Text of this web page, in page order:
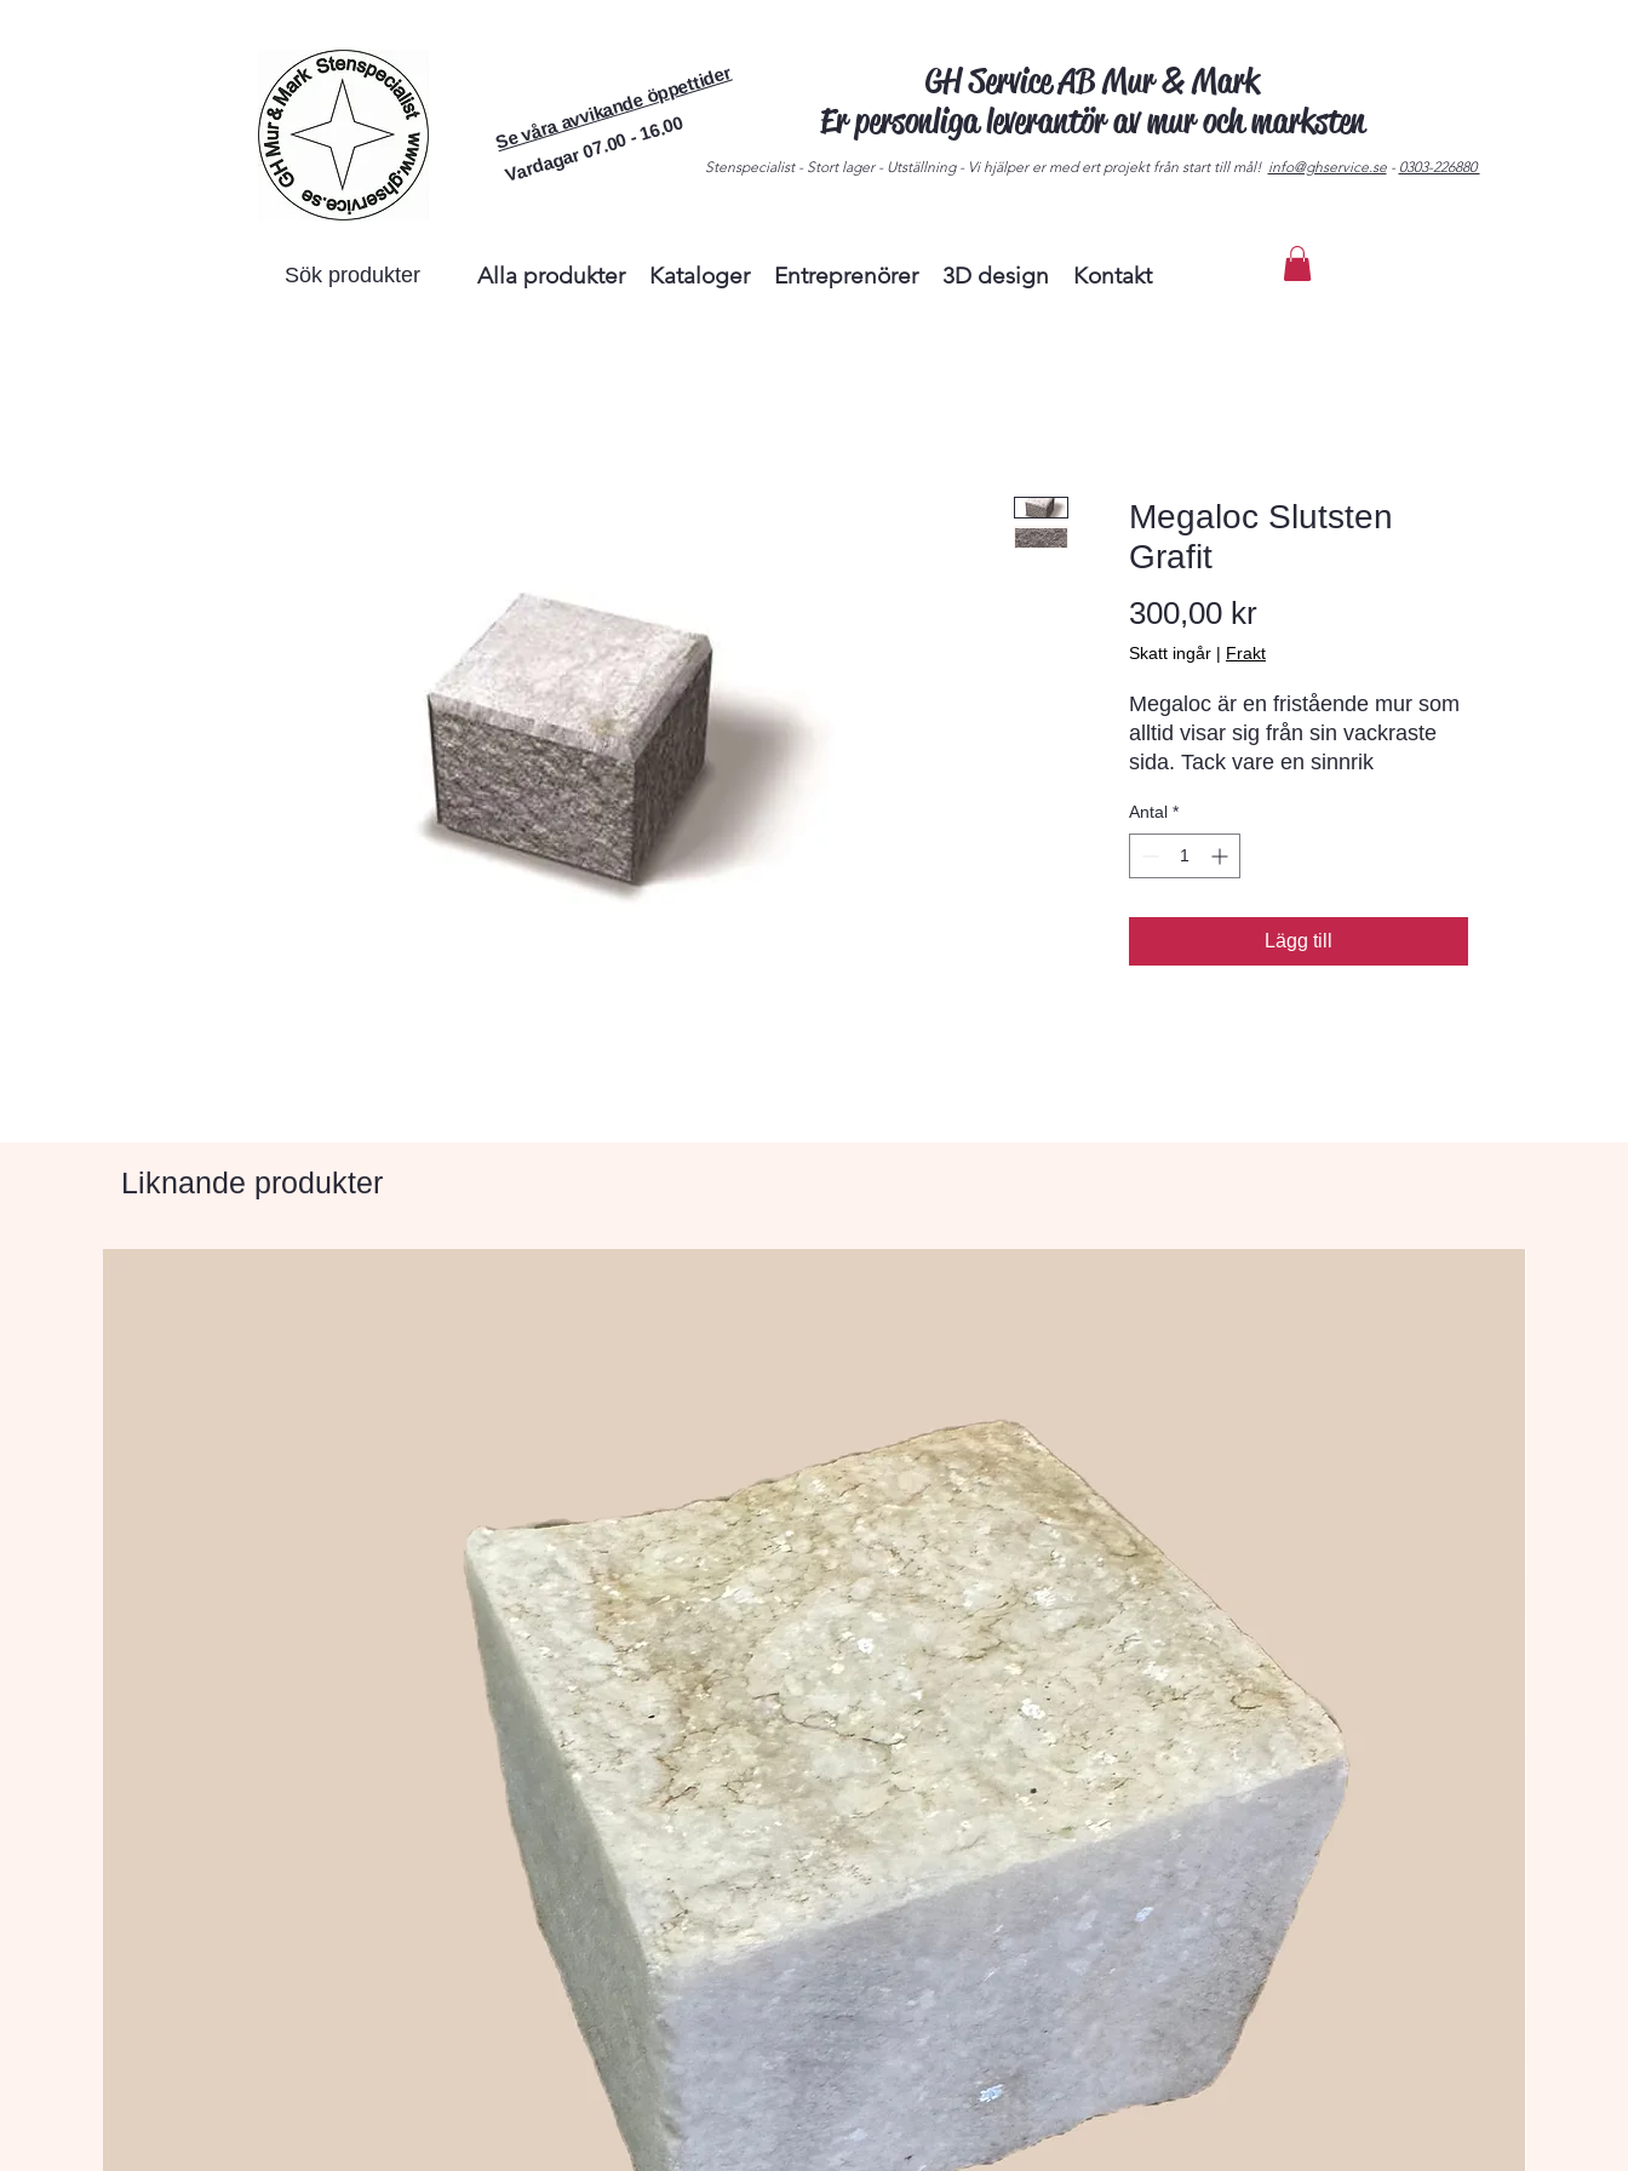
Se våra avvikande öppettider
Vardagar 07.00 - 16.00
GH Service AB Mur & Mark
Er personliga leverantör av mur och marksten
Stenspecialist - Stort lager - Utställning - Vi hjälper er med ert projekt från start till mål! info@ghservice.se- 0303-226880
Alla produkter Kataloger Entreprenörer 3D design Kontakt
Sök produkter
Megaloc Slutsten
Grafit
300,00 krPris
Skatt ingår | Frakt
Megaloc är en fristående mur som
alltid visar sig från sin vackraste
sida. Tack vare en sinnrik
varandra bygger du enkelt stabila
murar. i de allra flesta fall helt utan
att gjuta. Megaloc levereras med
sidor. Komplettera med Bender
Megatäck Patina och Bender
Antal *
Lägg till
Liknande produkter